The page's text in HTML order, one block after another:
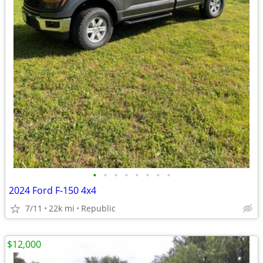
• • • • • • • •
2024 Ford F-150 4x4
7/11 22k mi Republic
$12,000